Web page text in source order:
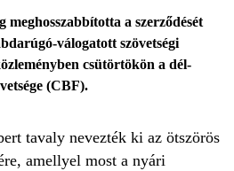
meghosszabbította a szerződését
válogatott szövetségi
csütörtökön a dél-
(CBF).
tavaly nevezték ki az ötszörös
amellyel most a nyári